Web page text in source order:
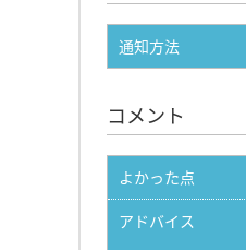
通知方法
コメント
よかった点
アドバイス